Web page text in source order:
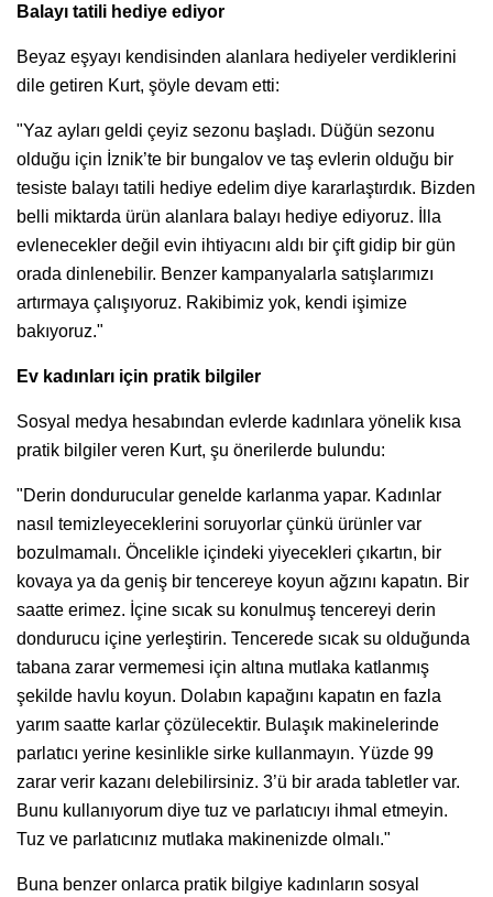
Balayı tatili hediye ediyor
Beyaz eşyayı kendisinden alanlara hediyeler verdiklerini
dile getiren Kurt, şöyle devam etti:
"Yaz ayları geldi çeyiz sezonu başladı. Düğün sezonu
olduğu için İznik’te bir bungalov ve taş evlerin olduğu bir
tesiste balayı tatili hediye edelim diye kararlaştırdık. Bizden
belli miktarda ürün alanlara balayı hediye ediyoruz. İlla
evlenecekler değil evin ihtiyacını aldı bir çift gidip bir gün
orada dinlenebilir. Benzer kampanyalarla satışlarımızı
artırmaya çalışıyoruz. Rakibimiz yok, kendi işimize
bakıyoruz."
Ev kadınları için pratik bilgiler
Sosyal medya hesabından evlerde kadınlara yönelik kısa
pratik bilgiler veren Kurt, şu önerilerde bulundu:
"Derin dondurucular genelde karlanma yapar. Kadınlar
nasıl temizleyeceklerini soruyorlar çünkü ürünler var
bozulmamalı. Öncelikle içindeki yiyecekleri çıkartın, bir
kovaya ya da geniş bir tencereye koyun ağzını kapatın. Bir
saatte erimez. İçine sıcak su konulmuş tencereyi derin
dondurucu içine yerleştirin. Tencerede sıcak su olduğunda
tabana zarar vermemesi için altına mutlaka katlanmış
şekilde havlu koyun. Dolabın kapağını kapatın en fazla
yarım saatte karlar çözülecektir. Bulaşık makinelerinde
parlatıcı yerine kesinlikle sirke kullanmayın. Yüzde 99
zarar verir kazanı delebilirsiniz. 3’ü bir arada tabletler var.
Bunu kullanıyorum diye tuz ve parlatıcıyı ihmal etmeyin.
Tuz ve parlatıcınız mutlaka makinenizde olmalı."
Buna benzer onlarca pratik bilgiye kadınların sosyal